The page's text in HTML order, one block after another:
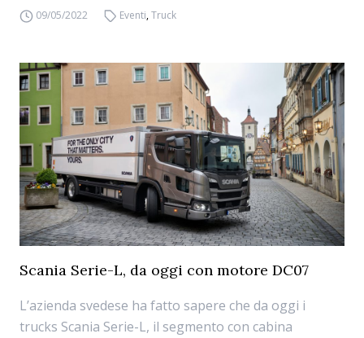
09/05/2022 Eventi,Truck
Scania Serie-L, da oggi con motore DC07
L’azienda svedese ha fatto sapere che da oggi i
trucks Scania Serie-L, il segmento con cabina